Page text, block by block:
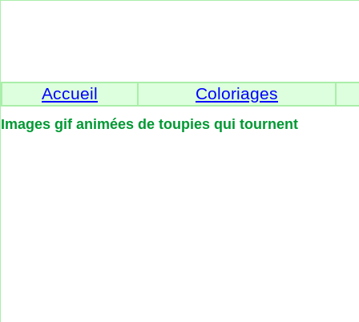
Accueil Coloriages
Images gif animées de toupies qui tournent